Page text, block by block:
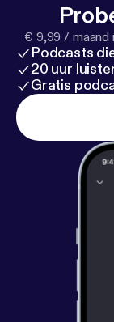
€ 9,99 / maand
Podcasts
20 uur
Gratis